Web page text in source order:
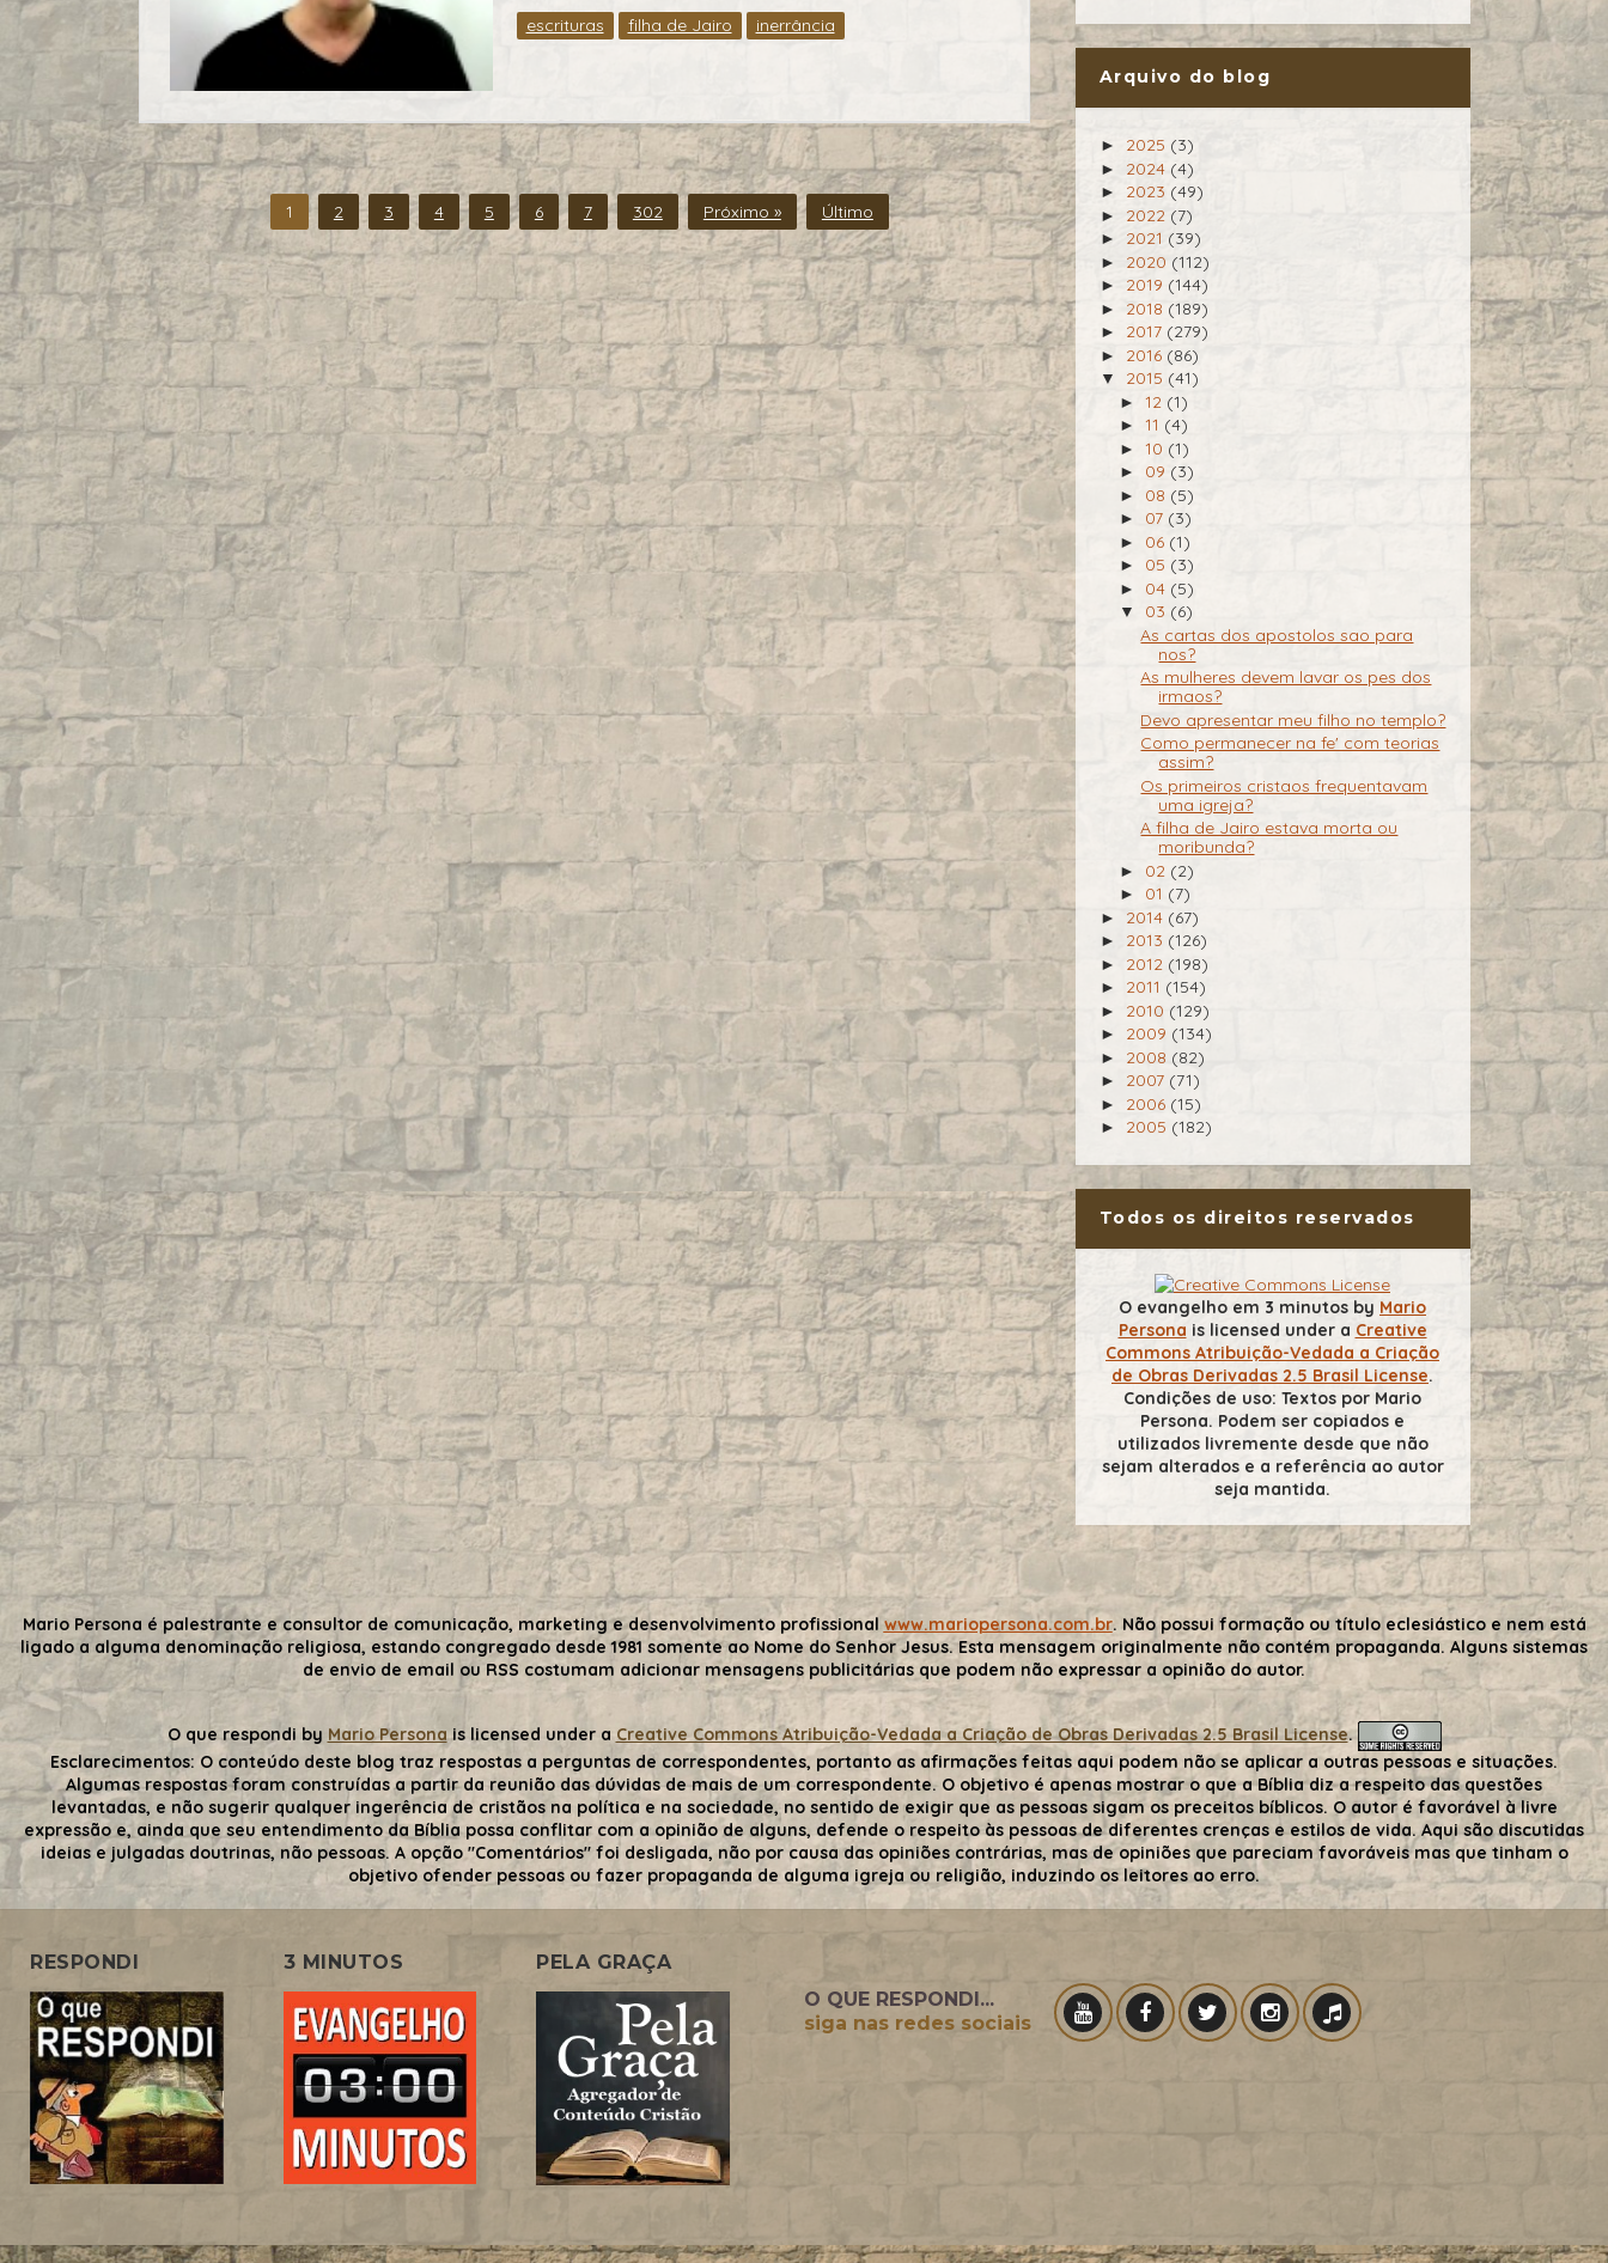
escrituras filha de Jairo inerrância
1 2 3 4 5 6 7 302 Próximo » Último
Arquivo do blog
► 2025 (3)
► 2024 (4)
► 2023 (49)
► 2022 (7)
► 2021 (39)
► 2020 (112)
► 2019 (144)
► 2018 (189)
► 2017 (279)
► 2016 (86)
▼ 2015 (41)
►12 (1)
►11 (4)
►10 (1)
► 09 (3)
► 08 (5)
► 07 (3)
► 06 (1)
► 05 (3)
► 04 (5)
▼ 03 (6)
As cartas dos apostolos sao para
nos?
As mulheres devem lavar os pes dos
irmaos?
Devo apresentar meu filho no templo?
Como permanecer na fe' com teorias
assim?
Os primeiros cristaos frequentavam
uma igreja?
A filha de Jairo estava morta ou
moribunda?
► 02 (2)
► 01 (7)
► 2014 (67)
► 2013 (126)
► 2012 (198)
► 2011 (154)
► 2010 (129)
► 2009 (134)
► 2008 (82)
► 2007 (71)
► 2006 (15)
► 2005 (182)
Todos os direitos reservados
O evangelho em 3 minutos by Mario
Persona is licensed under a Creative
Commons Atribuição-Vedada a Criação
de Obras Derivadas 2.5 Brasil License.
Condições de uso: Textos por Mario
Persona. Podem ser copiados e
utilizados livremente desde que não
sejam alterados e a referência ao autor
seja mantida.
Mario Persona é palestrante e consultor de comunicação, marketing e desenvolvimento profissional www.mariopersona.com.br. Não possui formação ou título eclesiástico e nem está
ligado a alguma denominação religiosa, estando congregado desde 1981 somente ao Nome do Senhor Jesus. Esta mensagem originalmente não contém propaganda. Alguns sistemas
de envio de email ou RSS costumam adicionar mensagens publicitárias que podem não expressar a opinião do autor.
O que respondi by Mario Personais licensed under a Creative Commons Atribuição-Vedada a Criação de Obras Derivadas 2.5 Brasil License.
Esclarecimentos: O conteúdo deste blog traz respostas a perguntas de correspondentes, portanto as afirmações feitas aqui podem não se aplicar a outras pessoas e situações.
Algumas respostas foram construídas a partir da reunião das dúvidas de mais de um correspondente. O objetivo é apenas mostrar o que a Bíblia diz a respeito das questões
levantadas, e não sugerir qualquer ingerência de cristãos na política e na sociedade, no sentido de exigir que as pessoas sigam os preceitos bíblicos. O autor é favorável à livre
expressão e, ainda que seu entendimento da Bíblia possa conflitar com a opinião de alguns, defende o respeito às pessoas de diferentes crenças e estilos de vida. Aqui são discutidas
ideias e julgadas doutrinas, não pessoas. A opção "Comentários" foi desligada, não por causa das opiniões contrárias, mas de opiniões que pareciam favoráveis mas que tinham o
objetivo ofender pessoas ou fazer propaganda de alguma igreja ou religião, induzindo os leitores ao erro.
RESPONDI 3 MINUTOS
PELA GRAÇA
O QUE RESPONDI...
siga nas redes sociais